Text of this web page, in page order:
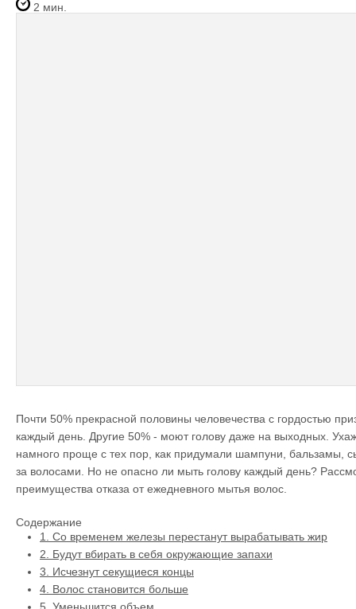
2 мин.
Почти 50% прекрасной половины человечества с гордостью
каждый день. Другие 50% - моют голову даже на выходных.
намного проще с тех пор, как придумали шампуни, бальзамы,
за волосами. Но не опасно ли мыть голову каждый день?
преимущества отказа от ежедневного мытья волос.
Содержание
1. Со временем железы перестанут вырабатывать жир
2. Будут вбирать в себя окружающие запахи
3. Исчезнут секущиеся концы
4. Волос становится больше